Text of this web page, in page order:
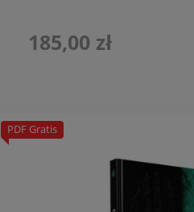
185,00 zł
PDF Gratis